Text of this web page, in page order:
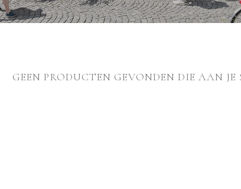
GEEN PRODUCTEN GEVONDEN DIE AAN JE